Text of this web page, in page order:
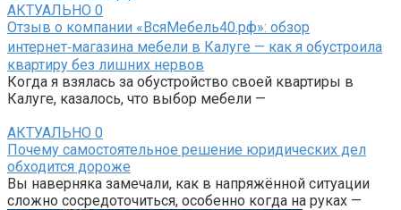
АКТУАЛЬНО 0
Отзыв о компании «ВсяМебель40.рф»: обзор
интернет‑магазина мебели в Калуге — как я обустроила
квартиру без лишних нервов
Когда я взялась за обустройство своей квартиры в
Калуге, казалось, что выбор мебели —
АКТУАЛЬНО 0
Почему самостоятельное решение юридических дел
обходится дороже
Вы наверняка замечали, как в напряжённой ситуации
сложно сосредоточиться, особенно когда на руках —